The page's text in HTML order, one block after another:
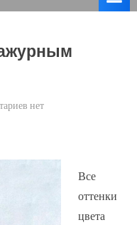
кнет
Все
оттенки
цвета